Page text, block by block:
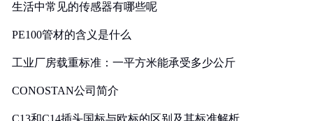
生活中常见的传感器有哪些呢
PE100管材的含义是什么
工业厂房载重标准：一平方米能承受多少公斤
CONOSTAN公司简介
C13和C14插头国标与欧标的区别及其标准解析